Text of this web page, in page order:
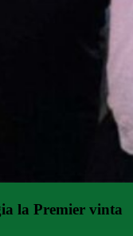
la Premier vinta